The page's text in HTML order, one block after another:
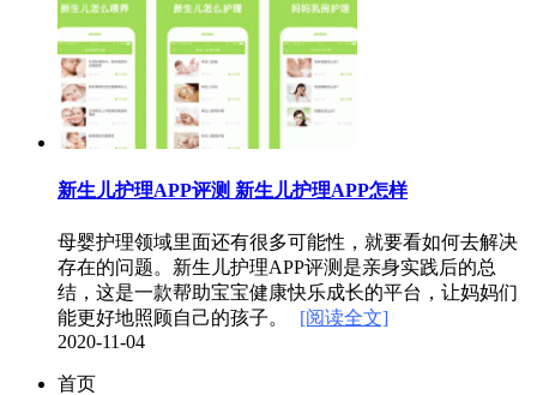
新生儿护理APP评测 新生儿护理APP怎样
母婴护理领域里面还有很多可能性，就要看如何去解决
存在的问题。新生儿护理APP评测是亲身实践后的总
结，这是一款帮助宝宝健康快乐成长的平台，让妈妈们
能更好地照顾自己的孩子。
[阅读全文]
2020-11-04
首页